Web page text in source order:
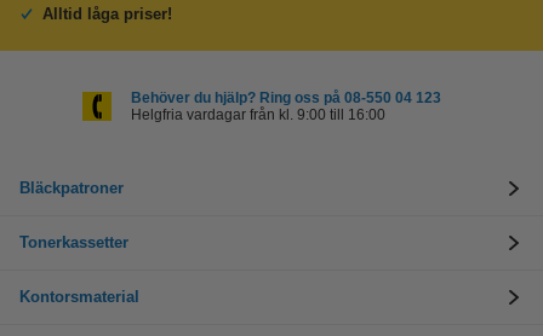
Alltid låga priser!
Behöver du hjälp? Ring oss på 08-550 04 123
Helgfria vardagar från kl. 9:00 till 16:00
Bläckpatroner
Tonerkassetter
Kontorsmaterial